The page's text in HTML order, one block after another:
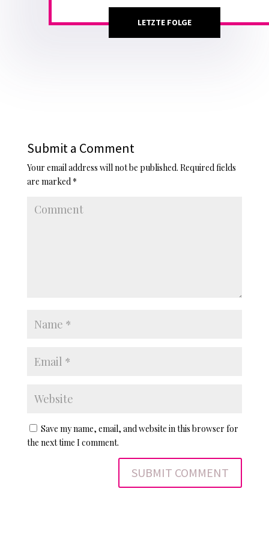
LETZTE FOLGE
Submit a Comment
Your email address will not be published. Required fields
are marked *
Save my name, email, and website in this browser for
the next time I comment.